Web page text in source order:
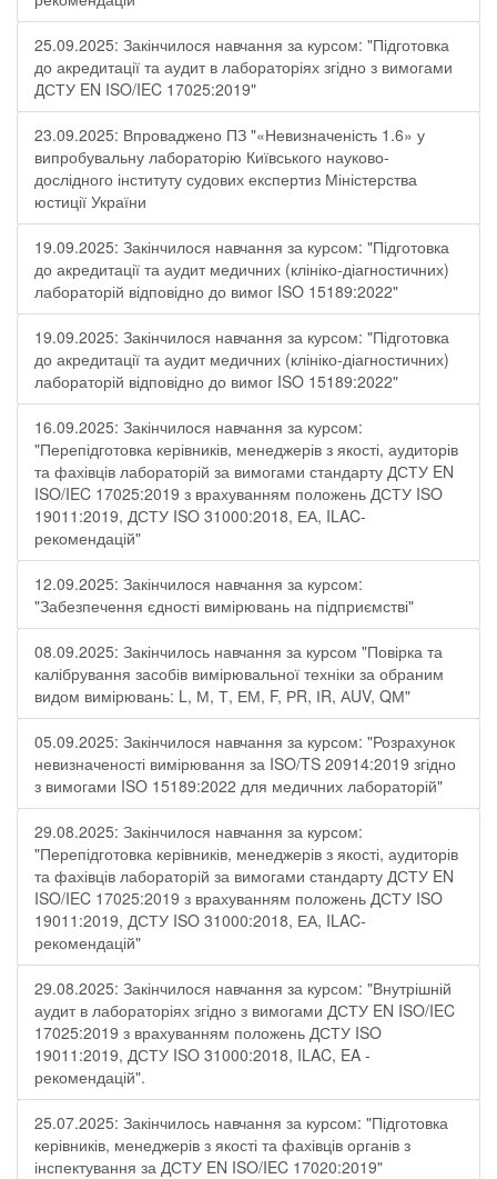
25.09.2025: Закінчилося навчання за курсом: "Підготовка
до акредитації та аудит в лабораторіях згідно з вимогами
ДСТУ EN ISO/IEC 17025:2019"
23.09.2025: Впроваджено ПЗ "«Невизначеність 1.6» у
випробувальну лабораторію Київського науково-
дослідного інституту судових експертиз Міністерства
юстиції України
19.09.2025: Закінчилося навчання за курсом: "Підготовка
до акредитації та аудит медичних (клініко-діагностичних)
лабораторій відповідно до вимог ISO 15189:2022"
19.09.2025: Закінчилося навчання за курсом: "Підготовка
до акредитації та аудит медичних (клініко-діагностичних)
лабораторій відповідно до вимог ISO 15189:2022"
16.09.2025: Закінчилося навчання за курсом:
"Перепідготовка керівників, менеджерів з якості, аудиторів
та фахівців лабораторій за вимогами стандарту ДСТУ EN
ISO/IEC 17025:2019 з врахуванням положень ДСТУ ISO
19011:2019, ДСТУ ISO 31000:2018, ЕА, ILAC-
рекомендацій"
12.09.2025: Закінчилося навчання за курсом:
"Забезпечення єдності вимірювань на підприємстві"
08.09.2025: Закінчилось навчання за курсом "Повірка та
калібрування засобів вимірювальної техніки за обраним
видом вимірювань: L, М, Т, ЕМ, F, РR, ІR, АUV, QМ"
05.09.2025: Закінчилося навчання за курсом: "Розрахунок
невизначеності вимірювання за ISO/TS 20914:2019 згідно
з вимогами ISO 15189:2022 для медичних лабораторій"
29.08.2025: Закінчилося навчання за курсом:
"Перепідготовка керівників, менеджерів з якості, аудиторів
та фахівців лабораторій за вимогами стандарту ДСТУ EN
ISO/IEC 17025:2019 з врахуванням положень ДСТУ ISO
19011:2019, ДСТУ ISO 31000:2018, ЕА, ILAC-
рекомендацій"
29.08.2025: Закінчилося навчання за курсом: "Внутрішній
аудит в лабораторіях згідно з вимогами ДСТУ EN ISO/IEC
17025:2019 з врахуванням положень ДСТУ ISO
19011:2019, ДСТУ ISO 31000:2018, ILAC, EA -
рекомендацій".
25.07.2025: Закінчилось навчання за курсом: "Підготовка
керівників, менеджерів з якості та фахівців органів з
інспектування за ДСТУ EN ISO/IEC 17020:2019"